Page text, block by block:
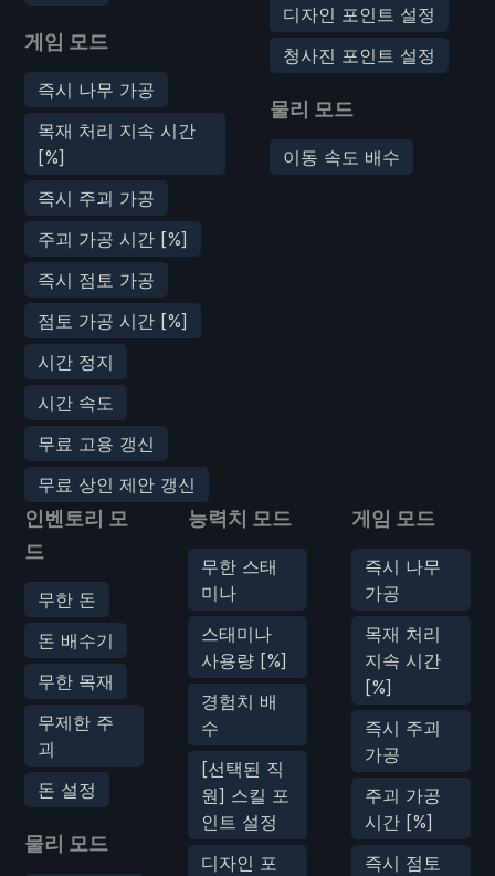
게임 모드
즉시 나무 가공
목재 처리 지속 시간
[%]
즉시 주괴 가공
주괴 가공 시간 [%]
즉시 점토 가공
점토 가공 시간 [%]
시간 정지
시간 속도
무료 고용 갱신
무료 상인 제안 갱신
디자인 포인트 설정
청사진 포인트 설정
물리 모드
이동 속도 배수
인벤토리 모
드
무한 돈
돈 배수기
무한 목재
무제한 주
괴
돈 설정
물리 모드
능력치 모드
무한 스태
미나
스태미나
사용량 [%]
경험치 배
수
[선택된 직
원] 스킬 포
인트 설정
디자인 포
게임 모드
즉시 나무
가공
목재 처리
지속 시간
[%]
즉시 주괴
가공
주괴 가공
시간 [%]
즉시 점토